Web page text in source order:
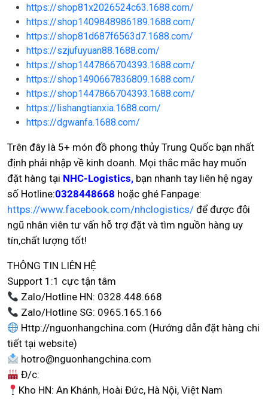
https://shop81x2026524c63.1688.com/
https://shop1409848986189.1688.com/
https://shop81d687f6563d7.1688.com/
https://szjufuyuan88.1688.com/
https://shop1447866704393.1688.com/
https://shop1490667836809.1688.com/
https://shop1447866704393.1688.com/
https://lishangtianxia.1688.com/
https://dgwanfa.1688.com/
Trên đây là 5+ món đồ phong thủy Trung Quốc bạn nhất
định phải nhập về kinh doanh. Mọi thắc mắc hay muốn
đặt hàng tại NHC-Logistics, bạn nhanh tay liên hệ ngay
số Hotline:0328448668 hoặc ghé Fanpage:
https://www.facebook.com/nhclogistics/ để được đội
ngũ nhân viên tư vấn hỗ trợ đặt và tìm nguồn hàng uy
tín,chất lượng tốt!
THÔNG TIN LIÊN HỆ
Support 1:1 cực tận tâm
Zalo/Hotline HN: 0328.448.668
Zalo/Hotline SG: 0965.165.166
Http://nguonhangchina.com (Hướng dẫn đặt hàng chi
tiết tại website)
hotro@nguonhangchina.com
Đ/c:
Kho HN: An Khánh, Hoài Đức, Hà Nội, Việt Nam